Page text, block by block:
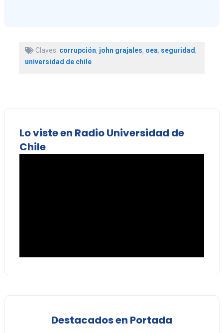
Claves: corrupción, john grajales, oea, seguridad,
universidad de chile
Lo viste en Radio Universidad de
Chile
Destacados en Portada